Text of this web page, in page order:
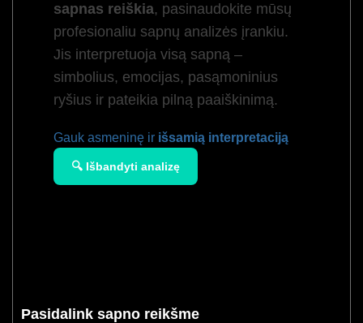
sapnas reiškia, pasinaudokite mūsų
profesionaliu sapnų analizės įrankiu.
Jis interpretuoja visą sapną –
simbolius, emocijas, pasąmoninius
ryšius ir pateikia pilną paaiškinimą.
Gauk asmeninę ir išsamią interpretaciją
🔍 Išbandyti analizę
Pasidalink sapno reikšme